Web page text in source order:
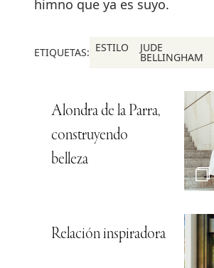
himno que ya es suyo.
ETIQUETAS: ESTILO JUDE
BELLINGHAM
Alondra de la Parra,
construyendo
belleza
Relación inspiradora